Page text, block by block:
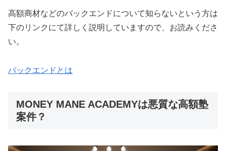
高額商材などのバックエンドについて知らないという方は
下のリンクにて詳しく説明していますので、お読みくださ
い。
バックエンドとは
MONEY MANE ACADEMYは悪質な高額塾
案件？